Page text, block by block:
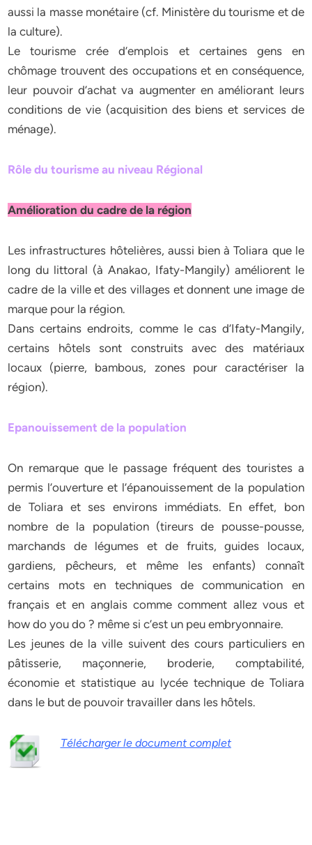
aussi la masse monétaire (cf. Ministère du tourisme et de
la culture).
Le tourisme crée d’emplois et certaines gens en
chômage trouvent des occupations et en conséquence,
leur pouvoir d’achat va augmenter en améliorant leurs
conditions de vie (acquisition des biens et services de
ménage).
Rôle du tourisme au niveau Régional
Amélioration du cadre de la région
Les infrastructures hôtelières, aussi bien à Toliara que le
long du littoral (à Anakao, Ifaty-Mangily) améliorent le
cadre de la ville et des villages et donnent une image de
marque pour la région.
Dans certains endroits, comme le cas d’Ifaty-Mangily,
certains hôtels sont construits avec des matériaux
locaux (pierre, bambous, zones pour caractériser la
région).
Epanouissement de la population
On remarque que le passage fréquent des touristes a
permis l’ouverture et l’épanouissement de la population
de Toliara et ses environs immédiats. En effet, bon
nombre de la population (tireurs de pousse-pousse,
marchands de légumes et de fruits, guides locaux,
gardiens, pêcheurs, et même les enfants) connaît
certains mots en techniques de communication en
français et en anglais comme comment allez vous et
how do you do ? même si c’est un peu embryonnaire.
Les jeunes de la ville suivent des cours particuliers en
pâtisserie, maçonnerie, broderie, comptabilité,
économie et statistique au lycée technique de Toliara
dans le but de pouvoir travailler dans les hôtels.
Télécharger le document complet